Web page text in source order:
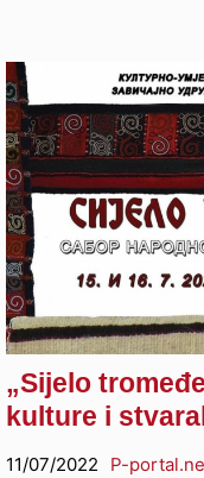
„Sijelo
kulture i
11/07/2022 P-